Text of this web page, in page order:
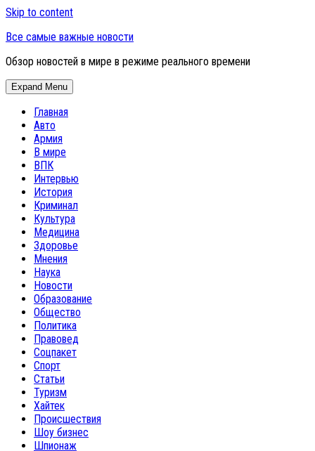
Skip to content
Все самые важные новости
Обзор новостей в мире в режиме реального времени
Expand Menu
Главная
Авто
Армия
В мире
ВПК
Интервью
История
Криминал
Культура
Медицина
Здоровье
Мнения
Наука
Новости
Образование
Общество
Политика
Правовед
Соцпакет
Спорт
Статьи
Туризм
Хайтек
Происшествия
Шоу бизнес
Шпионаж